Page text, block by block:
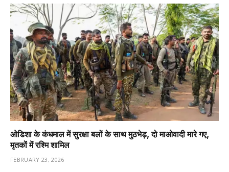
ओडिशा के कंधमाल में सुरक्षा बलों के साथ मुठभेड़, दो माओवादी मारे गए,
मृतकों में रश्मि शामिल
FEBRUARY 23, 2026